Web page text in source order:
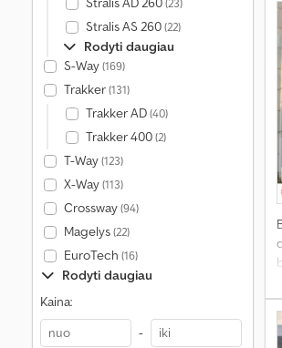
Stralis AS 260(22)
Rodyti daugiau
S-Way(169)
Trakker(131)
Trakker AD(40)
Trakker 400(2)
T-Way(123)
X-Way(113)
Crossway(94)
Magelys(22)
EuroTech (16)
Rodyti daugiau
Kaina:
-